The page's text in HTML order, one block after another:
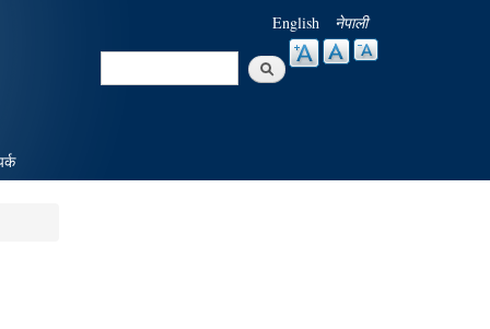
English नेपाली
Search